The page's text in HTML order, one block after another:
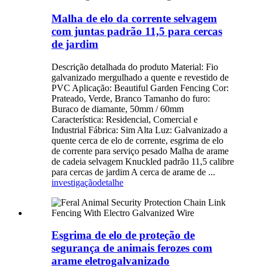
Malha de elo da corrente selvagem
com juntas padrão 11,5 para cercas
de jardim
Descrição detalhada do produto Material: Fio
galvanizado mergulhado a quente e revestido de
PVC Aplicação: Beautiful Garden Fencing Cor:
Prateado, Verde, Branco Tamanho do furo:
Buraco de diamante, 50mm / 60mm
Característica: Residencial, Comercial e
Industrial Fábrica: Sim Alta Luz: Galvanizado a
quente cerca de elo de corrente, esgrima de elo
de corrente para serviço pesado Malha de arame
de cadeia selvagem Knuckled padrão 11,5 calibre
para cercas de jardim A cerca de arame de ...
investigaçãodetalhe
Esgrima de elo de proteção de
segurança de animais ferozes com
arame eletrogalvanizado